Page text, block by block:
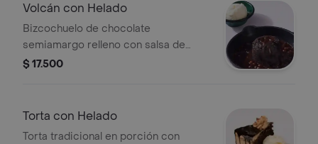
Volcán con Helado
Bizcochuelo de chocolate
semiamargo relleno con salsa de
chocolate, salsa de chocolate a parte
$ 17.500
Torta con Helado
Torta tradicional en porción con